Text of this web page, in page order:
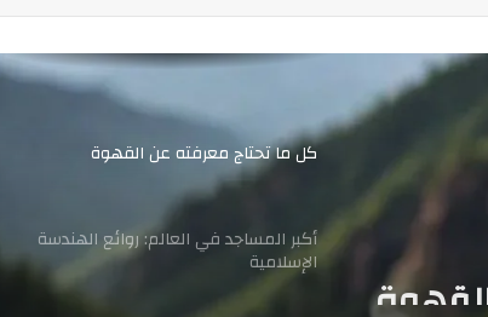
كل ما تحتاج معرفته عن القهوة
أكبر المساجد في العالم: روائع الهندسة
الإسلامية